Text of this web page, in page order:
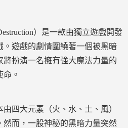
）是一款由獨立遊戲開發
遊戲的劇情圍繞著一個被黑暗
扮演一名擁有強大魔法力量的
。
四大元素（火、水、土、風）
然而，一股神秘的黑暗力量突然